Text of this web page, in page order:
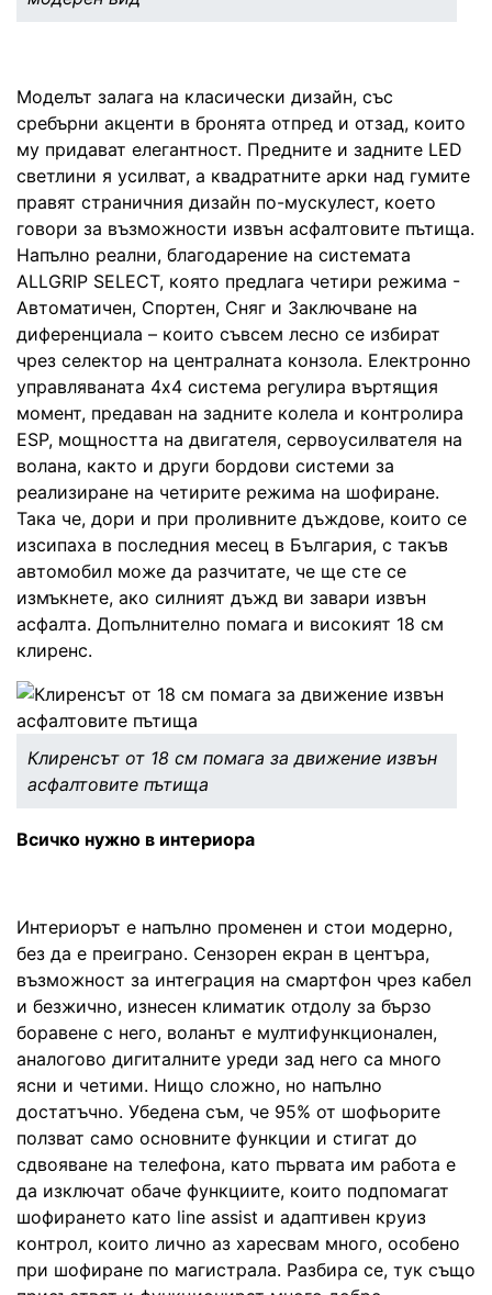
Моделът залага на класически дизайн, със
сребърни акценти в бронята отпред и отзад, които
му придават елегантност. Предните и задните LED
светлини я усилват, а квадратните арки над гумите
правят страничния дизайн по-мускулест, което
говори за възможности извън асфалтовите пътища.
Напълно реални, благодарение на системата
ALLGRIP SELECT, която предлага четири режима -
Автоматичен, Спортен, Сняг и Заключване на
диференциала – които съвсем лесно се избират
чрез селектор на централната конзола. Електронно
управляваната 4x4 система регулира въртящия
момент, предаван на задните колела и контролира
ESP, мощността на двигателя, сервоусилвателя на
волана, както и други бордови системи за
реализиране на четирите режима на шофиране.
Така че, дори и при проливните дъждове, които се
изсипаха в последния месец в България, с такъв
автомобил може да разчитате, че ще сте се
измъкнете, ако силният дъжд ви завари извън
асфалта. Допълнително помага и високият 18 см
клиренс.
Клиренсът от 18 см помага за движение извън
асфалтовите пътища
Всичко нужно в интериора
Интериорът е напълно променен и стои модерно,
без да е преиграно. Сензорен екран в центъра,
възможност за интеграция на смартфон чрез кабел
и безжично, изнесен климатик отдолу за бързо
боравене с него, воланът е мултифункционален,
аналогово дигиталните уреди зад него са много
ясни и четими. Нищо сложно, но напълно
достатъчно. Убедена съм, че 95% от шофьорите
ползват само основните функции и стигат до
сдвояване на телефона, като първата им работа е
да изключат обаче функциите, които подпомагат
шофирането като line assist и адаптивен круиз
контрол, които лично аз харесвам много, особено
при шофиране по магистрала. Разбира се, тук също